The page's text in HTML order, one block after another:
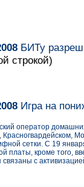
БИТу
строкой)
Игра на
оператор
Красногвардейском,
сетки. С 19
платы, кроме того,
с